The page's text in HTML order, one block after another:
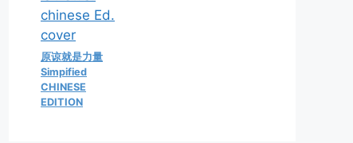
原谅就是力量
Simpified
CHINESE
EDITION